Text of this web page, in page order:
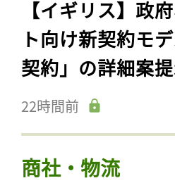
【イギリス】政
ト向け新契約モ
契約」の詳細案
22時間前
商社・物流